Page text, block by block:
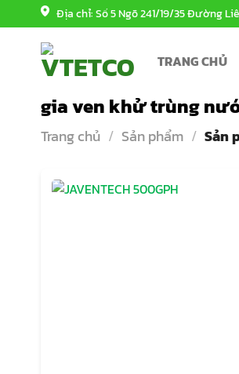
qua
Địa chỉ: Số 5 Ngõ 241/19/35 Đường
TRANG CHỦ
gia ven khử trùng
Trang chủ / Sản phẩm / Sản